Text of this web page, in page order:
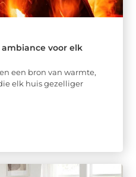
voor elk
een bron van warmte,
elk huis gezelliger